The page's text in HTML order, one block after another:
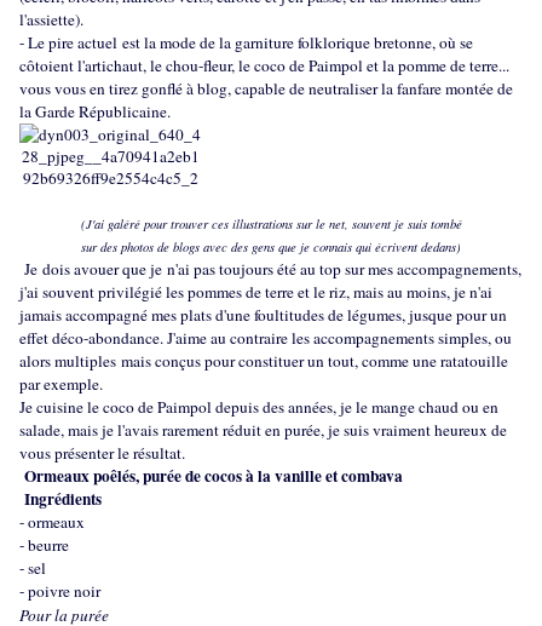
l'assiette).
- Le pire actuel est la mode de la garniture folklorique bretonne, où se
côtoient l'artichaut, le chou-fleur, le coco de Paimpol et la pomme de terre...
vous vous en tirez gonflé à blog, capable de neutraliser la fanfare montée de
la Garde Républicaine.
(J'ai galéré pour trouver ces illustrations sur le net, souvent je suis tombé
sur des photos de blogs avec des gens que je connais qui écrivent dedans)
Je dois avouer que je n'ai pas toujours été au top sur mes accompagnements,
j'ai souvent privilégié les pommes de terre et le riz, mais au moins, je n'ai
jamais accompagné mes plats d'une foultitudes de légumes, jusque pour un
effet déco-abondance. J'aime au contraire les accompagnements simples, ou
alors multiples mais conçus pour constituer un tout, comme une ratatouille
par exemple.
Je cuisine le coco de Paimpol depuis des années, je le mange chaud ou en
salade, mais je l'avais rarement réduit en purée, je suis vraiment heureux de
vous présenter le résultat.
Ormeaux poêlés, purée de cocos à la vanille et combava
Ingrédients
- ormeaux
- beurre
- sel
- poivre noir
Pour la purée